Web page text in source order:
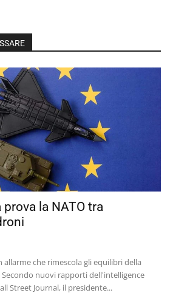
la NATO tra
allarme che rimescola gli equilibri della
nuovi rapporti dell'intelligence
Street Journal, il presidente...